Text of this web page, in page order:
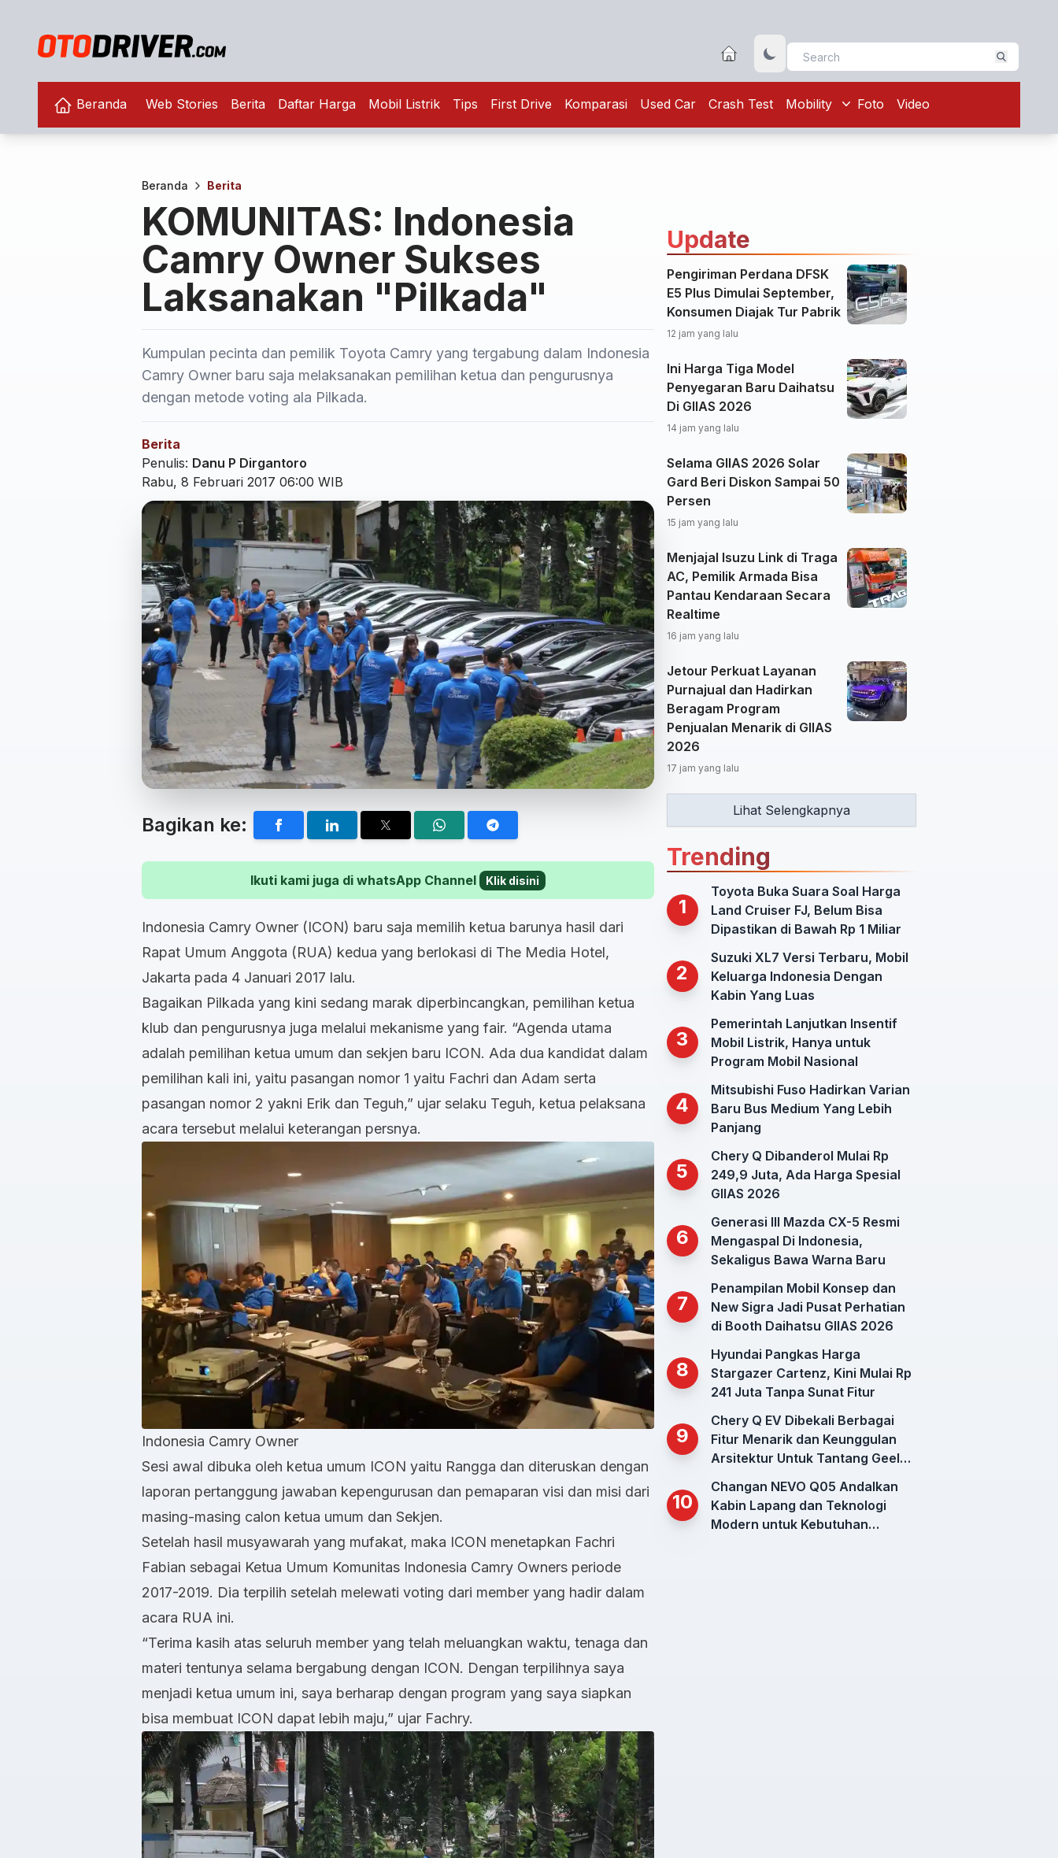
Beranda Web Stories Berita Daftar Harga Mobil Listrik Tips First Drive Komparasi Used Car Crash Test Mobility Foto Video
Beranda Berita
KOMUNITAS: Indonesia
Camry Owner Sukses
Laksanakan "Pilkada"
Kumpulan pecinta dan pemilik Toyota Camry yang tergabung dalam Indonesia
Camry Owner baru saja melaksanakan pemilihan ketua dan pengurusnya
dengan metode voting ala Pilkada.
Berita
Penulis: Danu P Dirgantoro
Rabu, 8 Februari 2017 06:00 WIB
Bagikan ke:
Ikuti kami juga di whatsApp Channel Klik disini
Indonesia Camry Owner (ICON) baru saja memilih ketua barunya hasil dari
Rapat Umum Anggota (RUA) kedua yang berlokasi di The Media Hotel,
Jakarta pada 4 Januari 2017 lalu.
Bagaikan Pilkada yang kini sedang marak diperbincangkan, pemilihan ketua
klub dan pengurusnya juga melalui mekanisme yang fair. “Agenda utama
adalah pemilihan ketua umum dan sekjen baru ICON. Ada dua kandidat dalam
pemilihan kali ini, yaitu pasangan nomor 1 yaitu Fachri dan Adam serta
pasangan nomor 2 yakni Erik dan Teguh,” ujar selaku Teguh, ketua pelaksana
acara tersebut melalui keterangan persnya.
Indonesia Camry Owner
Sesi awal dibuka oleh ketua umum ICON yaitu Rangga dan diteruskan dengan
laporan pertanggung jawaban kepengurusan dan pemaparan visi dan misi dari
masing-masing calon ketua umum dan Sekjen.
Setelah hasil musyawarah yang mufakat, maka ICON menetapkan Fachri
Fabian sebagai Ketua Umum Komunitas Indonesia Camry Owners periode
2017-2019. Dia terpilih setelah melewati voting dari member yang hadir dalam
acara RUA ini.
“Terima kasih atas seluruh member yang telah meluangkan waktu, tenaga dan
materi tentunya selama bergabung dengan ICON. Dengan terpilihnya saya
menjadi ketua umum ini, saya berharap dengan program yang saya siapkan
bisa membuat ICON dapat lebih maju,” ujar Fachry.
Update
Pengiriman Perdana DFSK
E5 Plus Dimulai September,
Konsumen Diajak Tur Pabrik
12 jam yang lalu
Ini Harga Tiga Model
Penyegaran Baru Daihatsu
Di GIIAS 2026
14 jam yang lalu
Selama GIIAS 2026 Solar
Gard Beri Diskon Sampai 50
Persen
15 jam yang lalu
Menjajal Isuzu Link di Traga
AC, Pemilik Armada Bisa
Pantau Kendaraan Secara
Realtime
16 jam yang lalu
Jetour Perkuat Layanan
Purnajual dan Hadirkan
Beragam Program
Penjualan Menarik di GIIAS
2026
17 jam yang lalu
Lihat Selengkapnya
Trending
1
Toyota Buka Suara Soal Harga
Land Cruiser FJ, Belum Bisa
Dipastikan di Bawah Rp 1 Miliar
2
Suzuki XL7 Versi Terbaru, Mobil
Keluarga Indonesia Dengan
Kabin Yang Luas
3
Pemerintah Lanjutkan Insentif
Mobil Listrik, Hanya untuk
Program Mobil Nasional
4
Mitsubishi Fuso Hadirkan Varian
Baru Bus Medium Yang Lebih
Panjang
5
Chery Q Dibanderol Mulai Rp
249,9 Juta, Ada Harga Spesial
GIIAS 2026
6
Generasi III Mazda CX-5 Resmi
Mengaspal Di Indonesia,
Sekaligus Bawa Warna Baru
7
Penampilan Mobil Konsep dan
New Sigra Jadi Pusat Perhatian
di Booth Daihatsu GIIAS 2026
8
Hyundai Pangkas Harga
Stargazer Cartenz, Kini Mulai Rp
241 Juta Tanpa Sunat Fitur
9
Chery Q EV Dibekali Berbagai
Fitur Menarik dan Keunggulan
Arsitektur Untuk Tantang Geely
10
Changan NEVO Q05 Andalkan
Kabin Lapang dan Teknologi
Modern untuk Kebutuhan